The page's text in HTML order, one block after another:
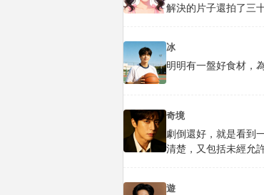
解決的片子還拍了三
冰
明明有一盤好食材，
奇境
劇倒還好，就是看到
清楚，又包括未經允
遊